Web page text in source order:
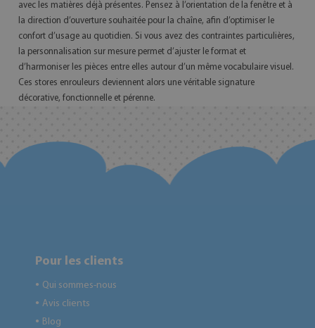
avec les matières déjà présentes. Pensez à l’orientation de la fenêtre et à
la direction d’ouverture souhaitée pour la chaîne, afin d’optimiser le
confort d’usage au quotidien. Si vous avez des contraintes particulières,
la personnalisation sur mesure permet d’ajuster le format et
d’harmoniser les pièces entre elles autour d’un même vocabulaire visuel.
Ces stores enrouleurs deviennent alors une véritable signature
décorative, fonctionnelle et pérenne.
Pour les clients
● Qui sommes-nous
● Avis clients
● Blog